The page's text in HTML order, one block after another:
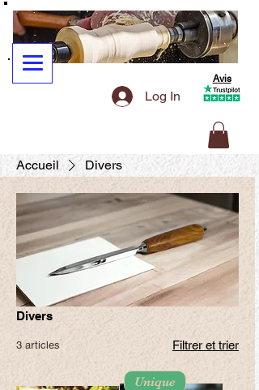
Log In
Avis
Accueil Divers
Divers
3 articles Filtrer et trier
Unique